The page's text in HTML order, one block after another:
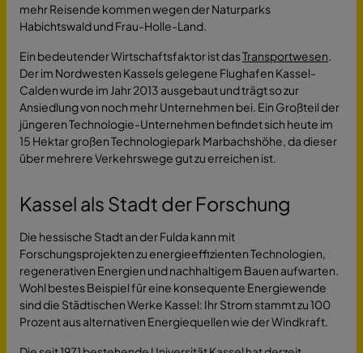
mehr Reisende kommen wegen der Naturparks
Habichtswald und Frau-Holle-Land.
Ein bedeutender Wirtschaftsfaktor ist dasTransportwesen.
Der im Nordwesten Kassels gelegene Flughafen Kassel-
Calden wurde im Jahr 2013 ausgebaut und trägt so zur
Ansiedlung von noch mehr Unternehmen bei. Ein Großteil der
jüngeren Technologie-Unternehmen befindet sich heute im
15 Hektar großen Technologiepark Marbachshöhe, da dieser
über mehrere Verkehrswege gut zu erreichen ist.
Kassel als Stadt der Forschung
Die hessische Stadt an der Fulda kann mit
Forschungsprojekten zu energieeffizienten Technologien,
regenerativen Energien und nachhaltigem Bauen aufwarten.
Wohl bestes Beispiel für eine konsequente Energiewende
sind die Städtischen Werke Kassel: Ihr Strom stammt zu 100
Prozent aus alternativen Energiequellen wie der Windkraft.